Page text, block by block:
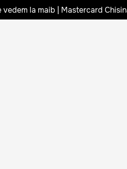
vedem la maib | Mastercard